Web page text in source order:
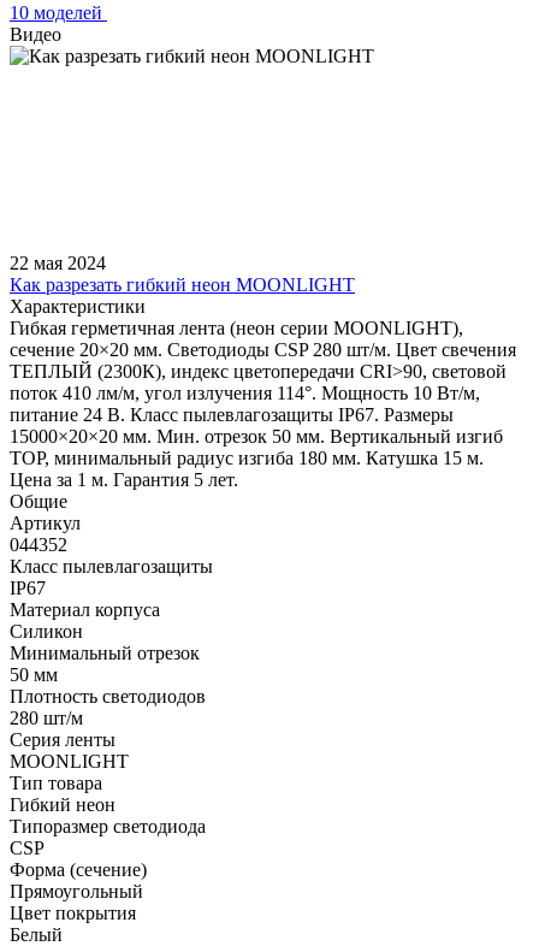
10 моделей
Видео
22 мая 2024
Как разрезать гибкий неон MOONLIGHT
Характеристики
Гибкая герметичная лента (неон серии MOONLIGHT),
сечение 20×20 мм. Светодиоды CSP 280 шт/м. Цвет свечения
ТЕПЛЫЙ (2300К), индекс цветопередачи CRI>90, световой
поток 410 лм/м, угол излучения 114°. Мощность 10 Вт/м,
питание 24 В. Класс пылевлагозащиты IP67. Размеры
15000×20×20 мм. Мин. отрезок 50 мм. Вертикальный изгиб
TOP, минимальный радиус изгиба 180 мм. Катушка 15 м.
Цена за 1 м. Гарантия 5 лет.
Общие
Артикул
044352
Класс пылевлагозащиты
IP67
Материал корпуса
Силикон
Минимальный отрезок
50 мм
Плотность светодиодов
280 шт/м
Серия ленты
MOONLIGHT
Тип товара
Гибкий неон
Типоразмер светодиода
CSP
Форма (сечение)
Прямоугольный
Цвет покрытия
Белый